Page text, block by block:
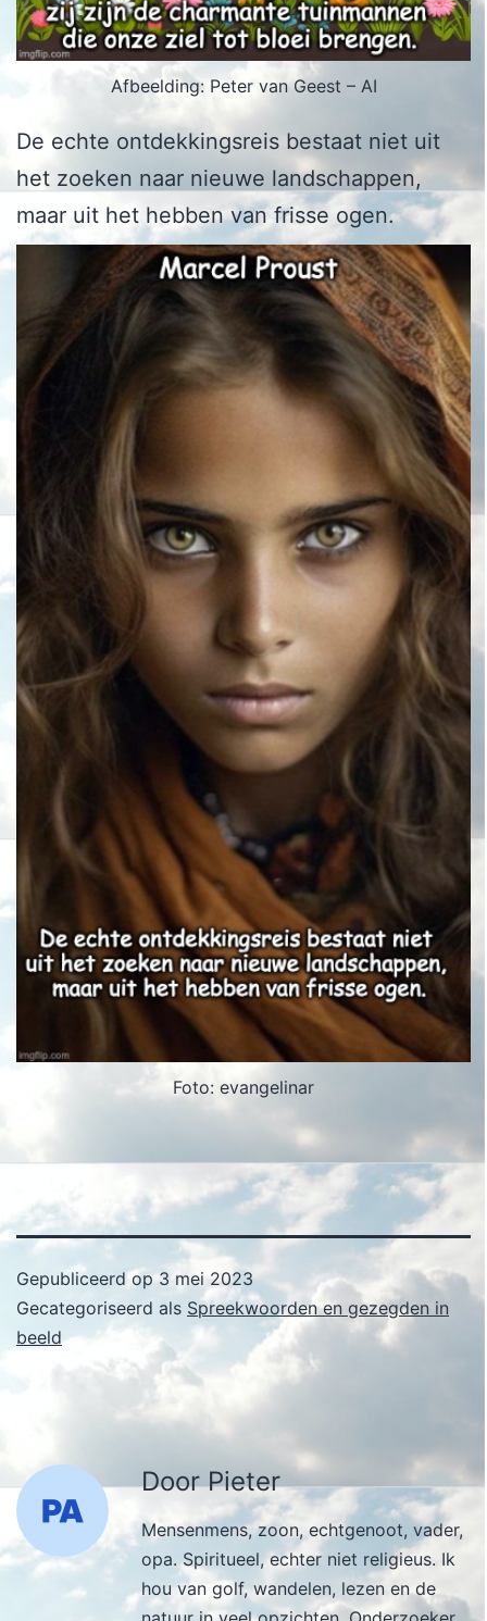
Afbeelding: Peter van Geest – AI
De echte ontdekkingsreis bestaat niet uit
het zoeken naar nieuwe landschappen,
maar uit het hebben van frisse ogen.
Foto: evangelinar
Gepubliceerd op3 mei 2023
Gecategoriseerd als Spreekwoorden en gezegden in
beeld
Door Pieter
Mensenmens, zoon, echtgenoot, vader,
opa. Spiritueel, echter niet religieus. Ik
hou van golf, wandelen, lezen en de